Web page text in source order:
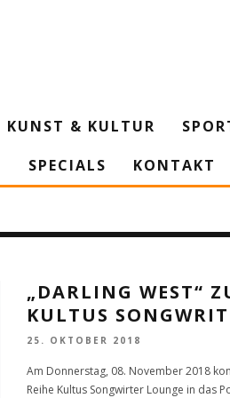
KUNST & KULTUR
SPECIALS KONTAKT
„DARLING WEST“
KULTUS
25. OKTOBER 2018
Am Donnerstag, 08. November 2018
Reihe Kultus Songwirter Lounge in das